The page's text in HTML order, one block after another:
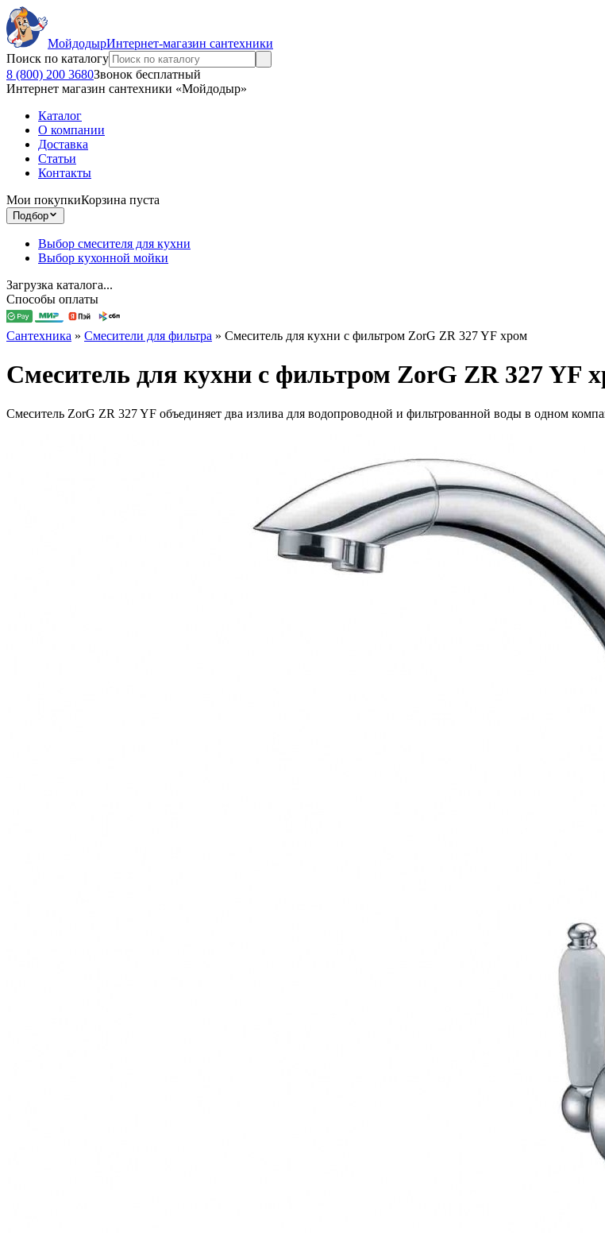
МойдодырИнтернет-магазин сантехники
Поиск по каталогу
8 (800) 200 3680Звонок бесплатный
Интернет магазин сантехники «Мойдодыр»
Каталог
О компании
Доставка
Статьи
Контакты
Мои покупкиКорзина пуста
Подбор
Выбор смесителя для кухни
Выбор кухонной мойки
Загрузка каталога...
Способы оплаты
Сантехника » Смесители для фильтра » Смеситель для кухни с фильтром ZorG ZR 327 YF хром
Смеситель для кухни с фильтром ZorG ZR 327 YF
Смеситель ZorG ZR 327 YF объединяет два излива для водопроводной и фильтрованной воды в одном